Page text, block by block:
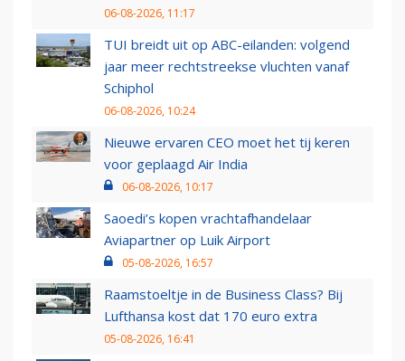
06-08-2026, 11:17
TUI breidt uit op ABC-eilanden: volgend
jaar meer rechtstreekse vluchten vanaf
Schiphol
06-08-2026, 10:24
Nieuwe ervaren CEO moet het tij keren
voor geplaagd Air India
06-08-2026, 10:17
Saoedi’s kopen vrachtafhandelaar
Aviapartner op Luik Airport
05-08-2026, 16:57
Raamstoeltje in de Business Class? Bij
Lufthansa kost dat 170 euro extra
05-08-2026, 16:41